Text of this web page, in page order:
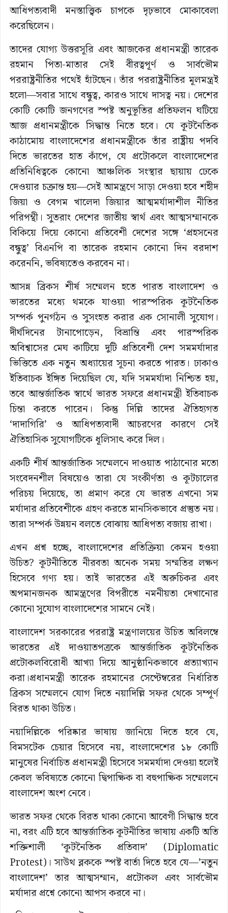
আধিপত্যবাদী মনস্তাত্ত্বিক চাপকে দৃঢ়ভাবে মোকাবেলা
করেছিলেন।
তাদের যোগ্য উত্তরসূরি এবং আজকের প্রধানমন্ত্রী তারেক
রহমান পিতা-মাতার সেই বীরত্বপূর্ণ ও সার্বভৌম
পররাষ্ট্রনীতির পথেই হাঁটছেন। তাঁর পররাষ্ট্রনীতির মূলমন্ত্রই
হলো—সবার সাথে বন্ধুত্ব, কারও সাথে দাসত্ব নয়। দেশের
কোটি কোটি জনগণের স্পষ্ট অনুভূতির প্রতিফলন ঘটিয়ে
আজ প্রধানমন্ত্রীকে সিদ্ধান্ত নিতে হবে। যে কূটনৈতিক
কাঠামোয় বাংলাদেশের প্রধানমন্ত্রীকে তাঁর রাষ্ট্রীয় পদবি
দিতে ভারতের হাত কাঁপে, যে প্রটোকলে বাংলাদেশের
প্রতিনিধিত্বকে কোনো আঞ্চলিক সংস্থার ছায়ায় ঢেকে
দেওয়ার চক্রান্ত হয়—সেই আমন্ত্রণে সাড়া দেওয়া হবে শহীদ
জিয়া ও বেগম খালেদা জিয়ার আত্মমর্যাদাশীল নীতির
পরিপন্থী। সুতরাং দেশের জাতীয় স্বার্থ এবং আত্মসম্মানকে
বিকিয়ে দিয়ে কোনো প্রতিবেশী দেশের সঙ্গে ‘প্রহসনের
বন্ধুত্ব’ বিএনপি বা তারেক রহমান কোনো দিন বরদাশ
করেননি, ভবিষ্যতেও করবেন না।
আসন্ন ব্রিকস শীর্ষ সম্মেলন হতে পারত বাংলাদেশ ও
ভারতের মধ্যে থমকে যাওয়া পারস্পরিক কূটনৈতিক
সম্পর্ক পুনর্গঠন ও সুসংহত করার এক সোনালী সুযোগ।
দীর্ঘদিনের টানাপোড়েন, বিভ্রান্তি এবং পারস্পরিক
অবিশ্বাসের মেঘ কাটিয়ে দুটি প্রতিবেশী দেশ সমমর্যাদার
ভিত্তিতে এক নতুন অধ্যায়ের সূচনা করতে পারত। ঢাকাও
ইতিবাচক ইঙ্গিত দিয়েছিল যে, যদি সমমর্যাদা নিশ্চিত হয়,
তবে আন্তর্জাতিক স্বার্থে ভারত সফরে প্রধানমন্ত্রী ইতিবাচক
চিন্তা করতে পারেন। কিন্তু দিল্লি তাদের ঐতিহ্যগত
‘দাদাগিরি’ ও আধিপত্যবাদী আচরণের কারণে সেই
ঐতিহাসিক সুযোগটিকে ধূলিসাৎ করে দিল।
একটি শীর্ষ আন্তর্জাতিক সম্মেলনে দাওয়াত পাঠানোর মতো
সংবেদনশীল বিষয়েও তারা যে সংকীর্ণতা ও কূটচালের
পরিচয় দিয়েছে, তা প্রমাণ করে যে ভারত এখনো সম
মর্যাদার প্রতিবেশীকে গ্রহণ করতে মানসিকভাবে প্রস্তুত নয়।
তারা সম্পর্ক উন্নয়ন বলতে বোঝায় আধিপত্য বজায় রাখা।
এখন প্রশ্ন হচ্ছে, বাংলাদেশের প্রতিক্রিয়া কেমন হওয়া
উচিত? কূটনীতিতে নীরবতা অনেক সময় সম্মতির লক্ষণ
হিসেবে গণ্য হয়। তাই ভারতের এই অরুচিকর এবং
অপমানজনক আমন্ত্রণের বিপরীতে নমনীয়তা দেখানোর
কোনো সুযোগ বাংলাদেশের সামনে নেই।
বাংলাদেশ সরকারের পররাষ্ট্র মন্ত্রণালয়ের উচিত অবিলম্বে
ভারতের এই দাওয়াতপত্রকে আন্তর্জাতিক কূটনৈতিক
প্রটোকলবিরোধী আখ্যা দিয়ে আনুষ্ঠানিকভাবে প্রত্যাখ্যান
করা।প্রধানমন্ত্রী তারেক রহমানের সেপ্টেম্বরের নির্ধারিত
ব্রিকস সম্মেলনে যোগ দিতে নয়াদিল্লি সফর থেকে সম্পূর্ণ
বিরত থাকা উচিত।
নয়াদিল্লিকে পরিষ্কার ভাষায় জানিয়ে দিতে হবে যে,
বিমসটেক চেয়ার হিসেবে নয়, বাংলাদেশের ১৮ কোটি
মানুষের নির্বাচিত প্রধানমন্ত্রী হিসেবে সমমর্যাদা দেওয়া হলেই
কেবল ভবিষ্যতে কোনো দ্বিপাক্ষিক বা বহুপাক্ষিক সম্মেলনে
বাংলাদেশ অংশ নেবে।
ভারত সফর থেকে বিরত থাকা কোনো আবেগী সিদ্ধান্ত হবে
না, বরং এটি হবে আন্তর্জাতিক কূটনীতির ভাষায় একটি অতি
শক্তিশালী ‘কূটনৈতিক প্রতিবাদ’ (Diplomatic
Protest)। সাউথ ব্লককে স্পষ্ট বার্তা দিতে হবে যে—’নতুন
বাংলাদেশ’ তার আত্মসম্মান, প্রটোকল এবং সার্বভৌম
মর্যাদার প্রশ্নে কোনো আপস করবে না।